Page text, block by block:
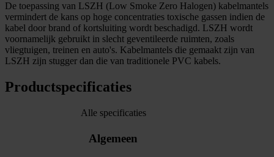
De toepassing van LSZH (Low Smoke Zero Halogen) kabelmantels
vermindert de kans op hoge concentraties toxische gassen indien de
kabel door brand of kortsluiting wordt beschadigd. LSZH wordt
voornamelijk gebruikt in slecht geventileerde ruimten, zoals
vliegtuigen, treinen en auto's. Kabelmantels die gemaakt zijn van
LSZH zijn stugger dan die van traditionele PVC kabels.
Productspecificaties
Alle specificaties
Algemeen